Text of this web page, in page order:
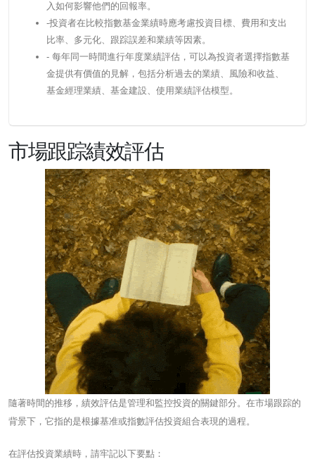
入如何影響他們的回報率。
-投資者在比較指數基金業績時應考慮投資目標、費用和支出
比率、多元化、跟踪誤差和業績等因素。
- 每年同一時間進行年度業績評估，可以為投資者選擇指數基
金提供有價值的見解，包括分析過去的業績、風險和收益、
基金經理業績、基金建設、使用業績評估模型。
市場跟踪績效評估
隨著時間的推移，績效評估是管理和監控投資的關鍵部分。在市場跟踪的
背景下，它指的是根據基准或指數評估投資組合表現的過程。
在評估投資業績時，請牢記以下要點：